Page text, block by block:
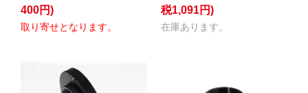
400円)
取り寄せとなります。
税1,091円)
在庫あります。